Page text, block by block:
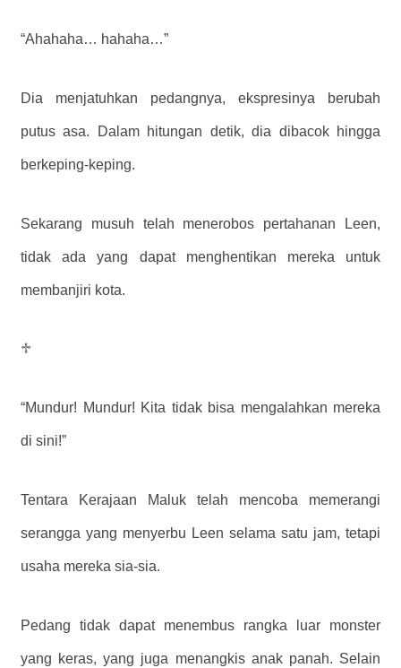
“Ahahaha… hahaha…”
Dia menjatuhkan pedangnya, ekspresinya berubah
putus asa. Dalam hitungan detik, dia dibacok hingga
berkeping-keping.
Sekarang musuh telah menerobos pertahanan Leen,
tidak ada yang dapat menghentikan mereka untuk
membanjiri kota.
♱
“Mundur! Mundur! Kita tidak bisa mengalahkan mereka
di sini!”
Tentara Kerajaan Maluk telah mencoba memerangi
serangga yang menyerbu Leen selama satu jam, tetapi
usaha mereka sia-sia.
Pedang tidak dapat menembus rangka luar monster
yang keras, yang juga menangkis anak panah. Selain